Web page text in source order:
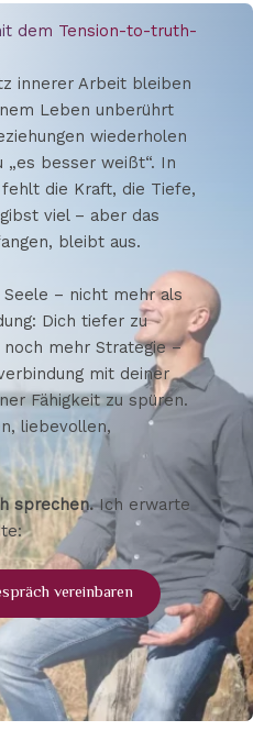
dem Tension-to-truth-
innerer Arbeit bleiben
Leben unberührt
wiederholen
besser weißt“. In
die Kraft, die Tiefe,
viel – aber das
bleibt aus.
– nicht mehr als
Dich tiefer zu
mehr Strategie –
mit deiner
Fähigkeit zu spüren.
liebevollen,
sprechen.Ich erwarte
vereinbaren